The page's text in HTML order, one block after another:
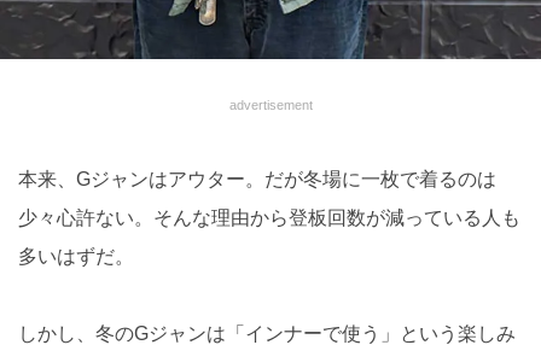
advertisement
本来、Gジャンはアウター。だが冬場に一枚で着るのは
少々心許ない。そんな理由から登板回数が減っている人も
多いはずだ。
しかし、冬のGジャンは「インナーで使う」という楽しみ